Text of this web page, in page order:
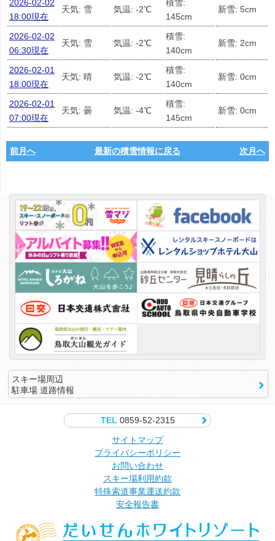
2026-02-02
18:00現在
天気: 雪 気温: -2℃
積雪:
145cm
新雪: 5cm
2026-02-02
06:30現在
天気: 雪 気温: -2℃
積雪:
140cm
新雪: 2cm
2026-02-01
18:00現在
天気: 晴 気温: -2℃
積雪:
140cm
新雪: 0cm
2026-02-01
07:00現在
天気: 曇 気温: -4℃
積雪:
145cm
新雪: 0cm
前月へ 最新の積雪情報に戻る 次月へ
スキー場周辺
駐車場 道路情報
TEL0859-52-2315
サイトマップ
プライバシーポリシー
お問い合わせ
スキー場利用約款
特殊索道事業運送約款
安全報告書